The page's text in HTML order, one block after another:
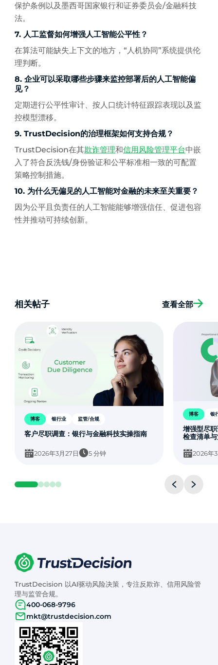
保护条例以及墨西哥国家银行和证券委员会/金融科技
法。
7. 人工监督如何增强人工智能公平性？
在算法可能缺失上下文的地方，“人机协同”系统提供伦
理判断。
8. 企业可以采取哪些步骤来监控部署后的人工智能偏
见？
定期进行公平性审计、按人口统计特征跟踪表现以及监
控模型漂移。
9. TrustDecision的治理框架如何支持合规？
TrustDecision在其欺诈管理和信用风险管理平台中嵌
入了符合反洗钱/身份验证和公平标准相一致的可配置
策略控制措施。
10. 为什么无偏见的人工智能对金融的未来至关重要？
因为公平且负责任的人工智能能够增强信任、促进包容
性并推动可持续创新。
相关帖子 查看全部
博客 银行业 监管/合规
客户尽职调查：银行与金融科技实操指南
2026年3月27日 5 分钟
博客 银
增强型尽
检查清单
2026年
TrustDecision 以AI驱动风险决策，专注反欺诈、信用风险管
理与监管合规。
400-068-9796
mkt@trustdecision.com